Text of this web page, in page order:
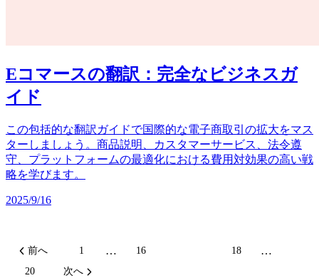
Eコマースの翻訳：完全なビジネスガ
イド
この包括的な翻訳ガイドで国際的な電子商取引の拡大をマス
ターしましょう。商品説明、カスタマーサービス、法令遵
守、プラットフォームの最適化における費用対効果の高い戦
略を学びます。
2025/9/16
前へ 1 … 16 18 …
20 次へ